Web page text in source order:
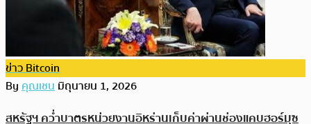
ข่าว Bitcoin
Byคุณเชนมิถุนายน 1, 2026
สหรัฐฯ คว่ำบาตรหน่วยงานอิหร่านเก็บค่าผ่านช่องแคบฮอร์มุซ